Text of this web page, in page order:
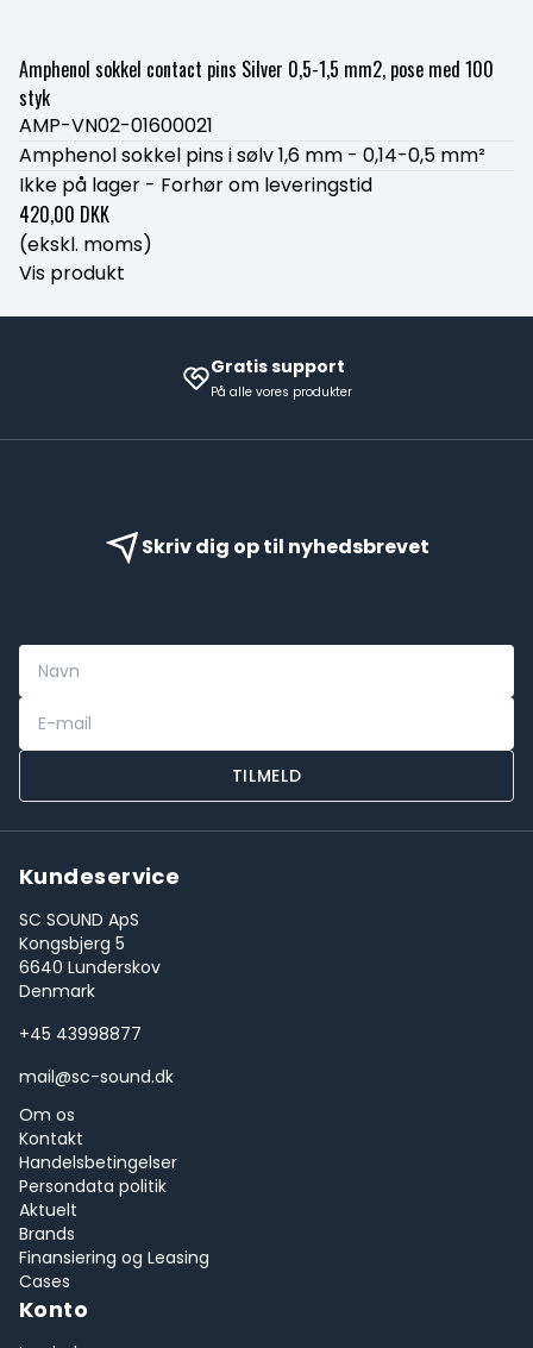
Amphenol sokkel contact pins Silver 0,5-1,5 mm2, pose med 100
styk
AMP-VN02-01600021
Amphenol sokkel pins i sølv 1,6 mm - 0,14-0,5 mm²
Ikke på lager - Forhør om leveringstid
420,00 DKK
(ekskl. moms)
Vis produkt
Gratis support
På alle vores produkter
Skriv dig op til nyhedsbrevet
TILMELD
Kundeservice
SC SOUND ApS
Kongsbjerg 5
6640 Lunderskov
Denmark
+45 43998877
mail@sc-sound.dk
Om os
Kontakt
Handelsbetingelser
Persondata politik
Aktuelt
Brands
Finansiering og Leasing
Cases
Konto